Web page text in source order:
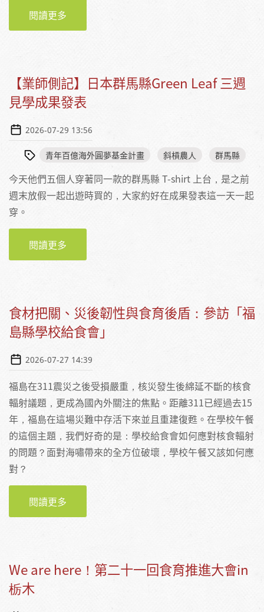
閱讀更多
@彰化縣原斗國中小
【業師側記】日本群馬縣Green Leaf 三週
見學成果發表
2026-07-29 13:56
青年百億海外圓夢基金計畫 斜槓農人 群馬縣
今天他們五個人穿著同一款的群馬縣 T-shirt 上台，是之前
週末放假一起出遊時買的，大家約好在成果發表這一天一起
穿。
閱讀更多
週見學成果發表
食材把關、災後韌性與食育後盾：參訪「福
島縣學校給食會」
2026-07-27 14:39
福島在311震災之後受損嚴重，核災發生後綿延不斷的核食
輻射議題，更成為國內外關注的焦點。距離311已經過去15
年，福島在這場災難中存活下來並且重建復甦。在學校午餐
的這個主題，我們好奇的是：學校給食會如何應對核食輻射
的問題？面對海嘯帶來的全方位破壞，學校午餐又該如何應
對？
閱讀更多
「福島縣學校給食會」
We are here！第二十一回食育推進大會in
栃木